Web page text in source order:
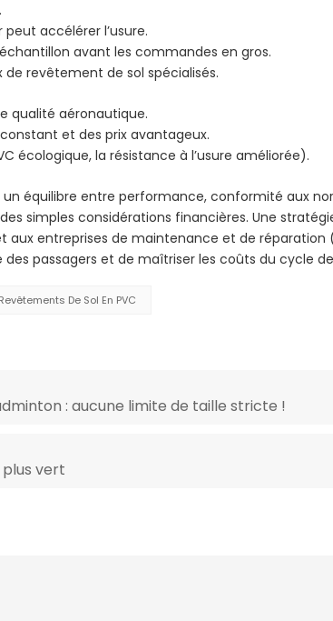
accélérer l’usure.
avant les commandes en gros.
revêtement de sol spécialisés.
qualité aéronautique.
et des prix avantageux.
écologique, la résistance à l’usure améliorée).
équilibre entre performance, conformité aux
simples considérations financières. Une
entreprises de maintenance et de réparation
passagers et de maîtriser les coûts du cycle
De Sol En PVC
: aucune limite de taille stricte !
plus vert